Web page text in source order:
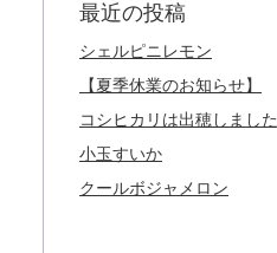
最近の投稿
シェルピニレモン
【夏季休業のお知らせ】
コシヒカリは出穂しました
小玉すいか
クールボジャメロン